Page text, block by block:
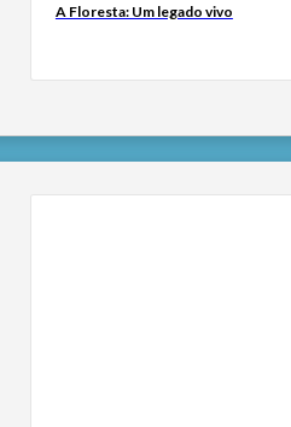
A Floresta: Um legado vivo